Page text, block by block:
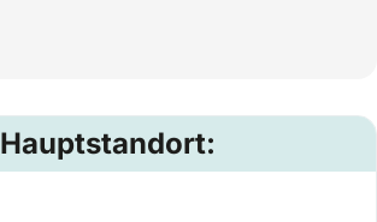
Hauptstandort: